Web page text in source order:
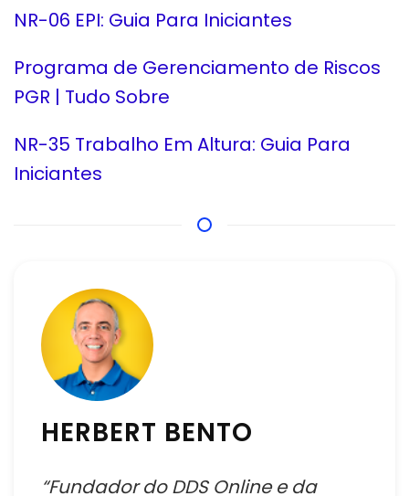
NR-06 EPI: Guia Para Iniciantes
Programa de Gerenciamento de Riscos
PGR | Tudo Sobre
NR-35 Trabalho Em Altura: Guia Para
Iniciantes
HERBERT BENTO
“Fundador do DDS Online e da